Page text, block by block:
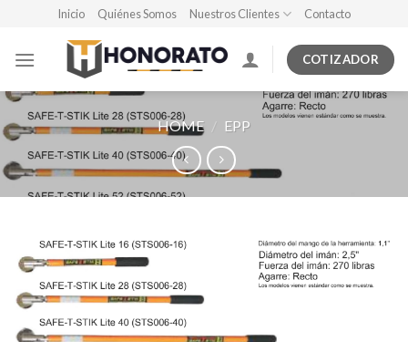
content
Inicio Quiénes Somos Nuestros Clientes Contacto
COTIZADOR
HOME / EPP